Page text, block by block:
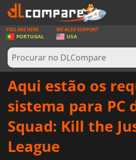
JOGOS
GAME CARDS
SOFTWARE
REWARDS
NOTÍCIAS
ENTRAR OU REGISTAR
YOU ARE HERE
PORTUGAL
WE ALSO SUPPORT
USA
Aqui estão os
sistema para PC
Squad: Kill the
League